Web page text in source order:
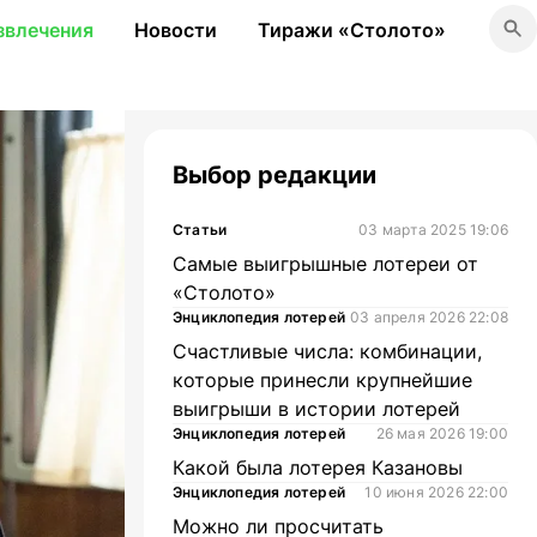
Новости Тиражи «Столото»
Выбор редакции
Статьи 03 марта 2025 19:06
Самые выигрышные лотереи от
«Столото»
Энциклопедия лотерей 03 апреля 2026 22:08
Счастливые числа: комбинации,
которые принесли крупнейшие
выигрыши в истории лотерей
Энциклопедия лотерей 26 мая 2026 19:00
Какой была лотерея Казановы
Энциклопедия лотерей 10 июня 2026 22:00
Можно ли просчитать